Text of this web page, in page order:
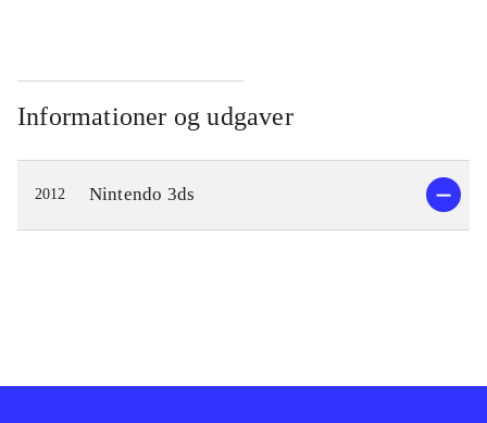
Informationer og udgaver
2012 Nintendo 3ds